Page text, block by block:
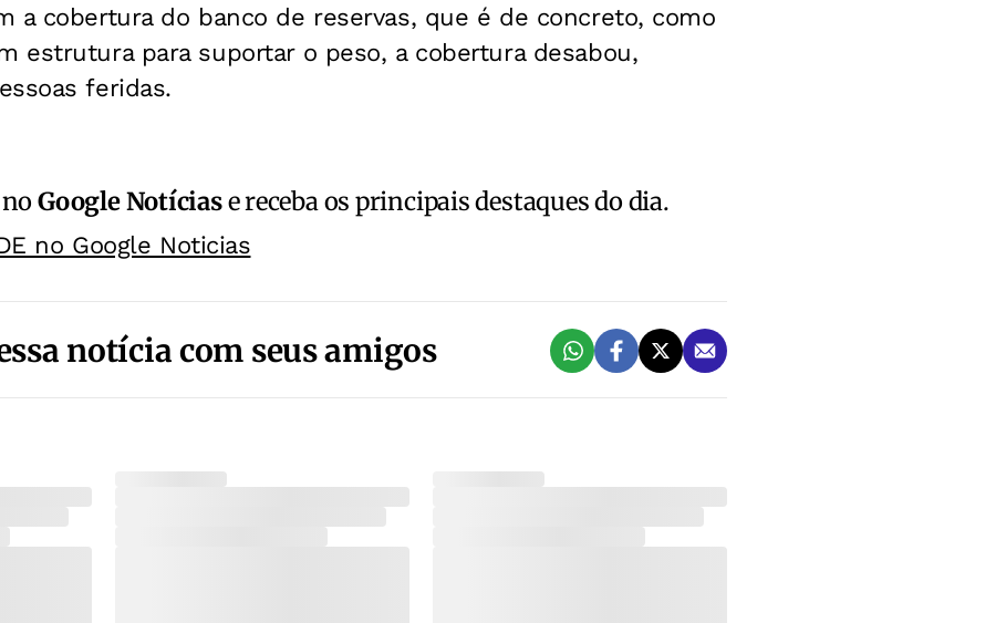
a cobertura do banco de reservas, que é de concreto, como
estrutura para suportar o peso, a cobertura desabou,
feridas.
noGoogle Notíciase receba os principais destaques do dia.
no Google Noticias
notícia com seus amigos